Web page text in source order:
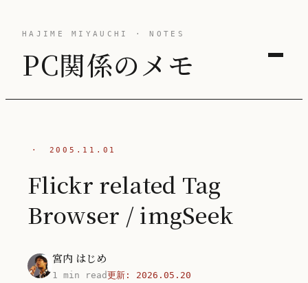
HAJIME MIYAUCHI · NOTES
PC関係のメモ
· 2005.11.01
Flickr related Tag
Browser / imgSeek
宮内 はじめ
1 min read更新: 2026.05.20